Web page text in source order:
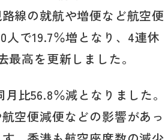
線の就航や増便など航空便
で19.7％増となり、4連休
高を更新しました。
比56.8％減となりました。
空便減便などの影響があっ